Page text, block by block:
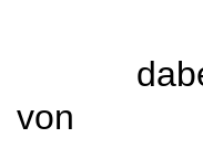
dabei
von